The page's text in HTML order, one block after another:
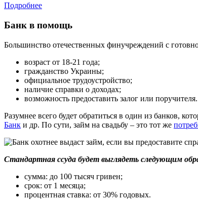
Подробнее
Банк в помощь
Большинство отечественных финучреждений с
возраст от 18-21 года;
гражданство Украины;
официальное трудоустройство;
наличие справки о доходах;
возможность предоставить залог или поручителя.
Разумнее всего будет обратиться в один из банков,
Банк и др. По сути, займ на свадьбу – это тот же
Стандартная ссуда будет выглядеть следующим
сумма: до 100 тысяч гривен;
срок: от 1 месяца;
процентная ставка: от 30% годовых.